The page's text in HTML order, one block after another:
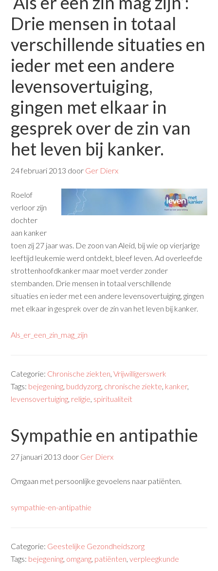
Drie mensen in totaal
verschillende situaties en
ieder met een andere
levensovertuiging,
gingen met elkaar in
gesprek over de zin van
het leven bij kanker.
24 februari 2013 door Ger Dierx
Roelof
verloor zijn
dochter
aan kanker
toen zij 27 jaar was. De zoon van Aleid, bij wie op vierjarige
leeftijd leukemie werd ontdekt, bleef leven. Ad overleefde
strottenhoofdkanker maar moet verder zonder
stembanden. Drie mensen in totaal verschillende
situaties en ieder met een andere levensovertuiging, gingen
met elkaar in gesprek over de zin van het leven bij kanker.
Als_er_een_zin_mag_zijn
Categorie: Chronische ziekten,Vrijwilligerswerk
Tags: bejegening, buddyzorg, chronische ziekte, kanker,
levensovertuiging, religie, spiritualiteit
Sympathie en antipathie
27 januari 2013 door Ger Dierx
Omgaan met persoonlijke gevoelens naar patiënten.
sympathie-en-antipathie
Categorie: Geestelijke Gezondheidszorg
Tags: bejegening, omgang, patiënten,verpleegkunde